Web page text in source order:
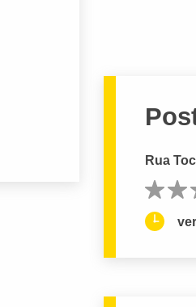
Rua